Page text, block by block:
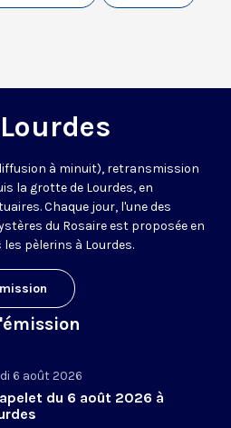
à minuit), retransmission
la grotte de Lourdes, en
Chaque jour, l'une des
du Rosaire est proposée en
pèlerins à Lourdes.
6 août 2026
du 6 août 2026 à